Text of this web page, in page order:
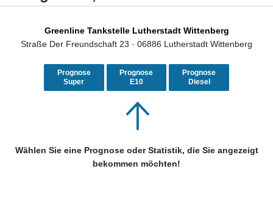
Greenline Tankstelle Lutherstadt Wittenberg
Straße Der Freundschaft 23 · 06886 Lutherstadt Wittenberg
Prognose
Super
Prognose
E10
Prognose
Diesel
Wählen Sie eine Prognose oder Statistik, die Sie angezeigt
bekommen möchten!